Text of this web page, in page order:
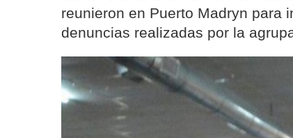
reunieron en Puerto Madryn para
denuncias realizadas por la